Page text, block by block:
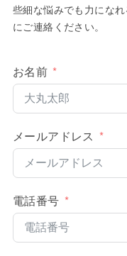
些細な悩みでも力にな
にご連絡ください。
お名前
メールアドレス
電話番号